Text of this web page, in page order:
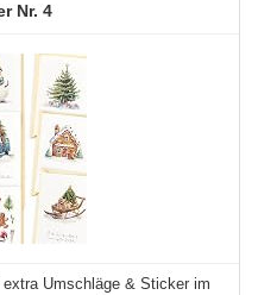
4
Umschläge & Sticker im